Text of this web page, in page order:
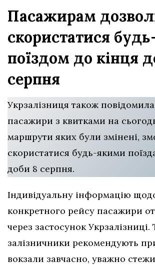
Пасажирам
скористатися
поїздом до кінця
серпня
Укрзалізниця також
пасажири з квитками на
маршрути яких були змінені,
скористатися будь-якими
доби 8 серпня.
Індивідуальну інформацію
конкретного рейсу пасажири
через застосунок
залізничники рекомендують
вокзали завчасно, уважно